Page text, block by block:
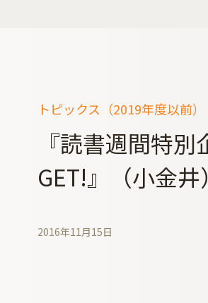
トピックス（2019年度以前）
『読書週間特
GET!』（小金井）
2016年11月15日